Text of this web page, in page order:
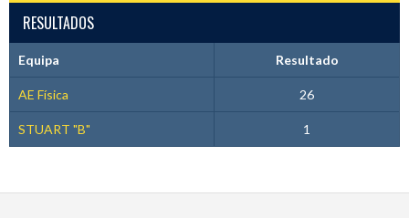
RESULTADOS
Equipa Resultado
AE Física 26
STUART "B" 1